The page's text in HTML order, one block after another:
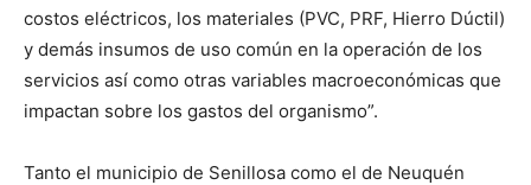
costos eléctricos, los materiales (PVC, PRF, Hierro Dúctil)
y demás insumos de uso común en la operación de los
servicios así como otras variables macroeconómicas que
impactan sobre los gastos del organismo”.
Tanto el municipio de Senillosa como el de Neuquén